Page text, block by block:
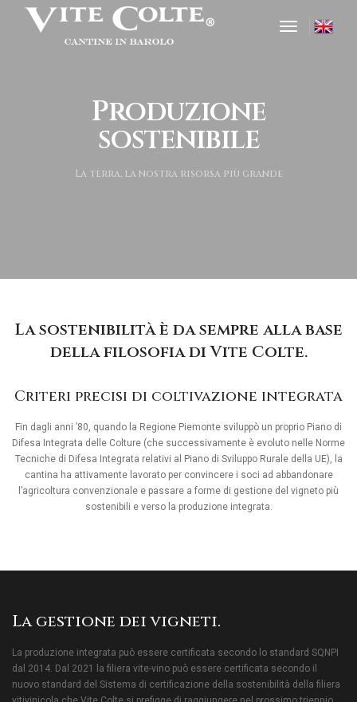
toggle
Produzione
sostenibile
La terra, la nostra risorsa più grande
La sostenibilità è da sempre alla base
della filosofia di Vite Colte.
Criteri precisi di coltivazione integrata
Fin dagli anni ’80, quando la Regione Piemonte sviluppò un proprio Piano di
Difesa Integrata delle Colture (che successivamente è evoluto nelle Norme
Tecniche di Difesa Integrata relativi al Piano di Sviluppo Rurale della UE), la
cantina ha attivamente lavorato per convincere i soci ad abbandonare
l’agricoltura convenzionale e passare a forme di gestione del vigneto più
sostenibili e verso la produzione integrata.
La gestione dei vigneti.
La produzione integrata può essere certificata secondo lo standard SQNPI
dal 2014. Dal 2021 la filiera vite-vino può essere certificata secondo il
nuovo standard del Sistema di certificazione della sostenibilità della filiera